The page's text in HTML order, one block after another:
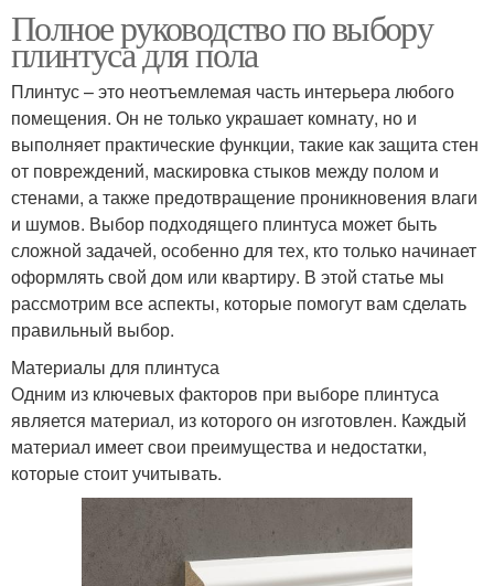
Полное руководство по выбору
плинтуса для пола
Плинтус – это неотъемлемая часть интерьера любого
помещения. Он не только украшает комнату, но и
выполняет практические функции, такие как защита стен
от повреждений, маскировка стыков между полом и
стенами, а также предотвращение проникновения влаги
и шумов. Выбор подходящего плинтуса может быть
сложной задачей, особенно для тех, кто только начинает
оформлять свой дом или квартиру. В этой статье мы
рассмотрим все аспекты, которые помогут вам сделать
правильный выбор.
Материалы для плинтуса
Одним из ключевых факторов при выборе плинтуса
является материал, из которого он изготовлен. Каждый
материал имеет свои преимущества и недостатки,
которые стоит учитывать.